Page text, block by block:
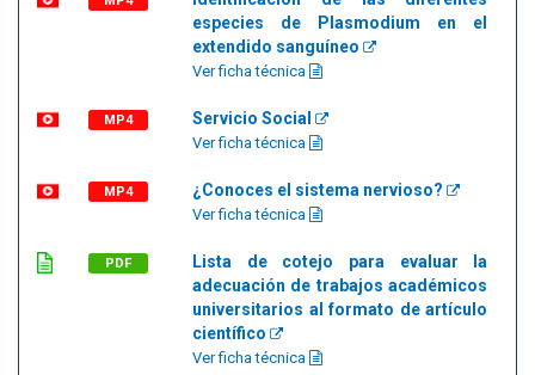
especies de Plasmodium en el
extendido sanguíneo
Ver ficha técnica
MP4 Servicio Social
Ver ficha técnica
MP4 ¿Conoces el sistema nervioso?
Ver ficha técnica
PDF
Lista de cotejo para evaluar la
adecuación de trabajos académicos
universitarios al formato de artículo
científico
Ver ficha técnica